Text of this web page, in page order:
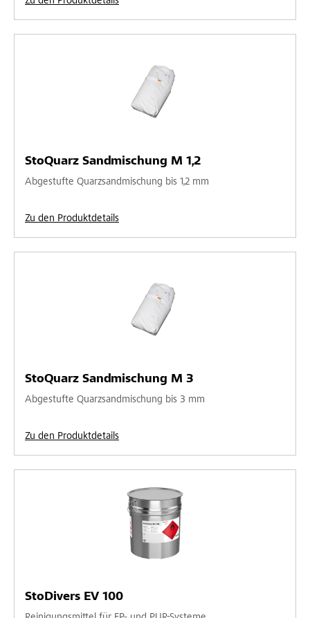
StoQuarz Sandmischung M 1,2
Abgestufte Quarzsandmischung bis 1,2 mm
Zu den Produktdetails
StoQuarz Sandmischung M 3
Abgestufte Quarzsandmischung bis 3 mm
Zu den Produktdetails
StoDivers EV 100